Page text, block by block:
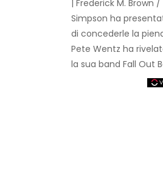
| Frederick M. Brown
Simpson ha
di concederle la
Pete Wentz ha
la sua band Fall Out